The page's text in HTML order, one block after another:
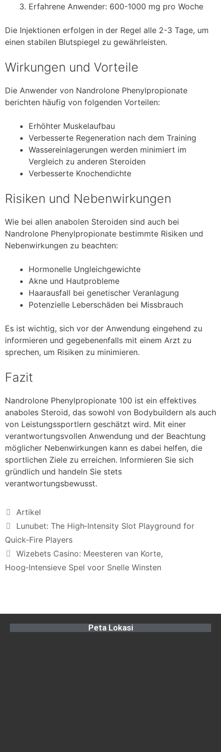
Erfahrene Anwender: 600-1000 mg pro Woche
Die Injektionen erfolgen in der Regel alle 2-3 Tage, um
einen stabilen Blutspiegel zu gewährleisten.
Wirkungen und Vorteile
Die Anwender von Nandrolone Phenylpropionate
berichten häufig von folgenden Vorteilen:
Erhöhter Muskelaufbau
Verbesserte Regeneration nach dem Training
Wassereinlagerungen werden minimiert im
Vergleich zu anderen Steroiden
Verbesserte Knochendichte
Risiken und Nebenwirkungen
Wie bei allen anabolen Steroiden sind auch bei
Nandrolone Phenylpropionate bestimmte Risiken und
Nebenwirkungen zu beachten:
Hormonelle Ungleichgewichte
Akne und Hautprobleme
Haarausfall bei genetischer Veranlagung
Potenzielle Leberschäden bei Missbrauch
Es ist wichtig, sich vor der Anwendung eingehend zu
informieren und gegebenenfalls mit einem Arzt zu
sprechen, um Risiken zu minimieren.
Fazit
Nandrolone Phenylpropionate 100 ist ein effektives
anaboles Steroid, das sowohl von Bodybuildern als auch
von Leistungssportlern geschätzt wird. Mit einer
verantwortungsvollen Anwendung und der Beachtung
möglicher Nebenwirkungen kann es dabei helfen, die
sportlichen Ziele zu erreichen. Informieren Sie sich
gründlich und handeln Sie stets
verantwortungsbewusst.
Artikel
Lunubet: The High‑Intensity Slot Playground for
Quick‑Fire Players
Wizebets Casino: Meesteren van Korte,
Hoog‑Intensieve Spel voor Snelle Winsten
Peta Lokasi